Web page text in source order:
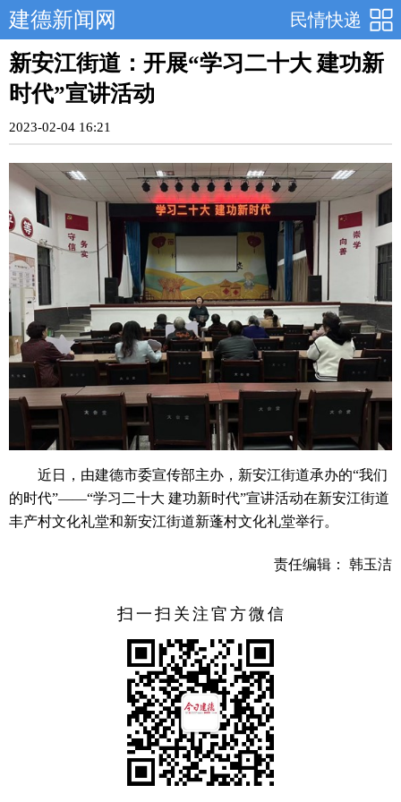
民情快递
建德新闻网
新安江街道：开展“学习二十大 建功新
时代”宣讲活动
2023-02-04 16:21
近日，由建德市委宣传部主办，新安江街道承办的“我们
的时代”——“学习二十大 建功新时代”宣讲活动在新安江街道
丰产村文化礼堂和新安江街道新蓬村文化礼堂举行。
责任编辑： 韩玉洁
扫一扫关注官方微信